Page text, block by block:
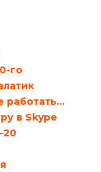
го
работать…
в Skype
20